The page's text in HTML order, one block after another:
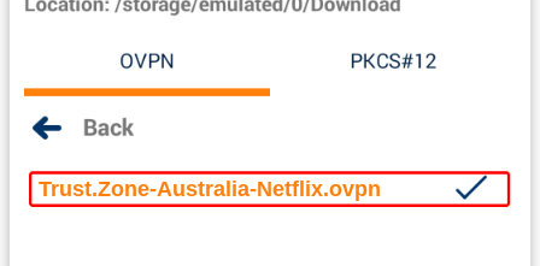
Trust.Zone-Australia-Netflix.ovpn